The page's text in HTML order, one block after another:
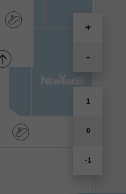
+
-
1
0
-1